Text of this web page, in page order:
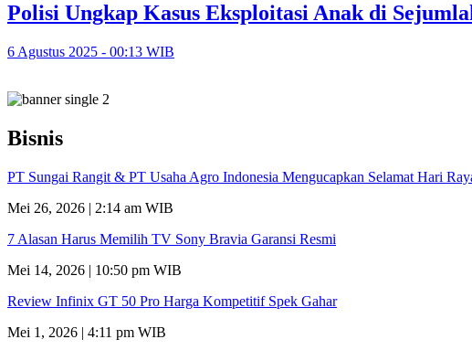
Polisi Ungkap Kasus Eksploitasi Anak di
6 Agustus 2025 - 00:13 WIB
Bisnis
PT Sungai Rangit & PT Usaha Agro Indonesia Mengucapkan Selamat Hari
Mei 26, 2026 | 2:14 am WIB
7 Alasan Harus Memilih TV Sony Bravia Garansi Resmi
Mei 14, 2026 | 10:50 pm WIB
Review Infinix GT 50 Pro Harga Kompetitif Spek Gahar
Mei 1, 2026 | 4:11 pm WIB